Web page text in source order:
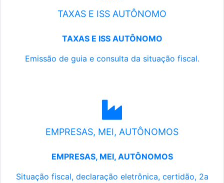
TAXAS E ISS AUTÔNOMO
TAXAS E ISS AUTÔNOMO
Emissão de guia e consulta da situação fiscal.
EMPRESAS, MEI, AUTÔNOMOS
EMPRESAS, MEI, AUTÔNOMOS
Situação fiscal, declaração eletrônica, certidão, 2a